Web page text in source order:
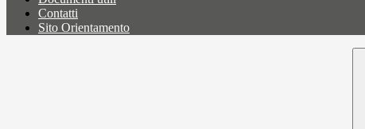
Contatti
Sito Orientamento